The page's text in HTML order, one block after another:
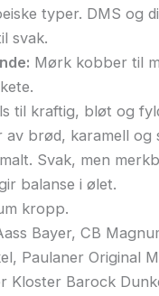
typer. DMS og
svak.
Mørk kobber til
til kraftig, bløt og
av brød, karamell og
Svak, men
balanse i ølet.
kropp.
Bayer, CB
Paulaner Original
Kloster Barock